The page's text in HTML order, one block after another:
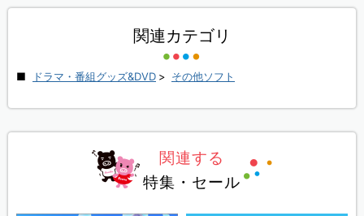
関連カテゴリ
ドラマ・番組グッズ&DVD > その他ソフト
関連する
特集・セール